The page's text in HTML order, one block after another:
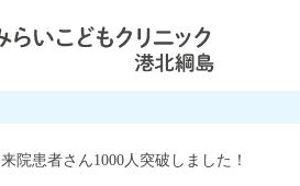
来院患者さん1000人突破しました！